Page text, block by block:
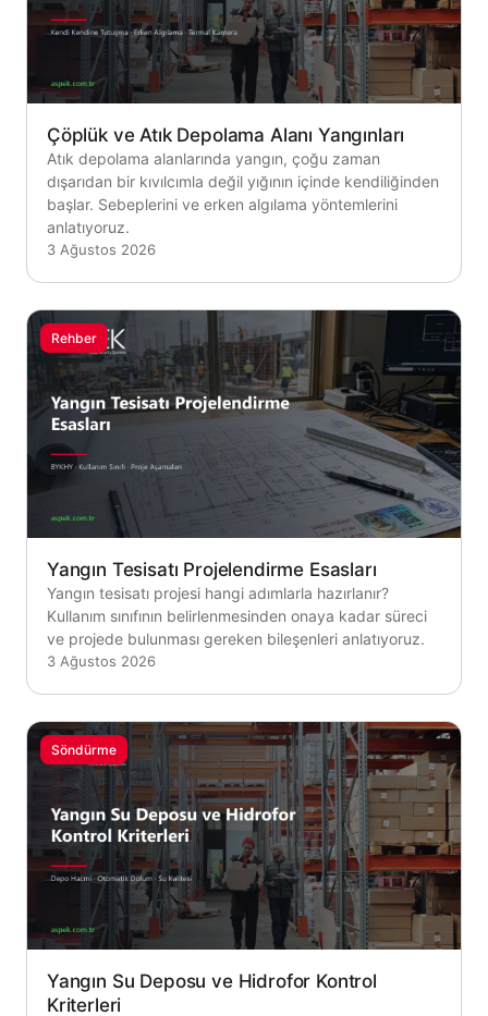
Çöplük ve Atık Depolama Alanı Yangınları
Atık depolama alanlarında yangın, çoğu zaman
dışarıdan bir kıvılcımla değil yığının içinde kendiliğinden
başlar. Sebeplerini ve erken algılama yöntemlerini
anlatıyoruz.
3 Ağustos 2026
Rehber
Yangın Tesisatı Projelendirme Esasları
Yangın tesisatı projesi hangi adımlarla hazırlanır?
Kullanım sınıfının belirlenmesinden onaya kadar süreci
ve projede bulunması gereken bileşenleri anlatıyoruz.
3 Ağustos 2026
Söndürme
Yangın Su Deposu ve Hidrofor Kontrol
Kriterleri